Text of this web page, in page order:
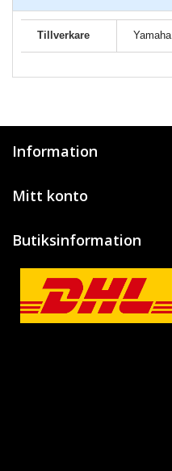
Tillverkare Yamaha
Information
Mitt konto
Butiksinformation